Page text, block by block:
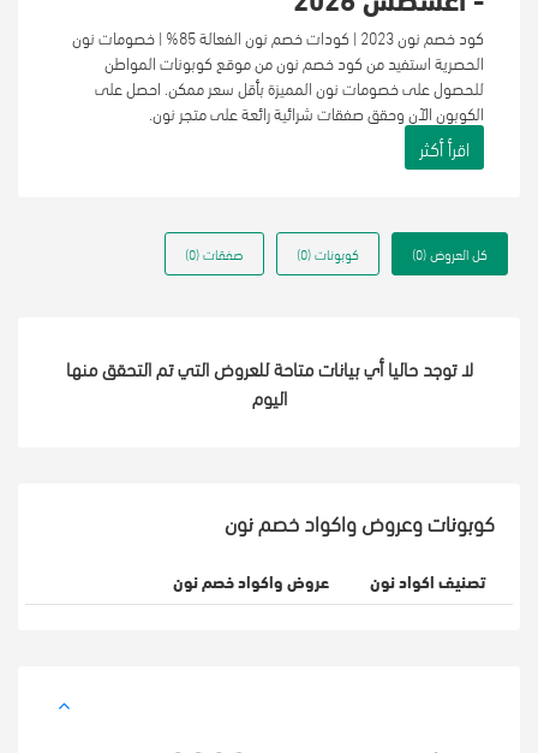
فئات
كود خصم نون 2023 | كودات خصم نون الفعالة 85% | خصومات نون
الحصرية استفيد من كود خصم نون من موقع كوبونات المواطن
للحصول على خصومات نون المميزة بأقل سعر ممكن. احصل على
الكوبون الآن وحقق صفقات شرائية رائعة على متجر نون.
اقرأ أكثر
كل العروض (0) كوبونات (0) صفقات (0)
لا توجد حاليا أي بيانات متاحة للعروض التي تم التحقق منها
اليوم
كوبونات وعروض واكواد خصم نون
تصنيف اكواد نون عروض واكواد خصم نون